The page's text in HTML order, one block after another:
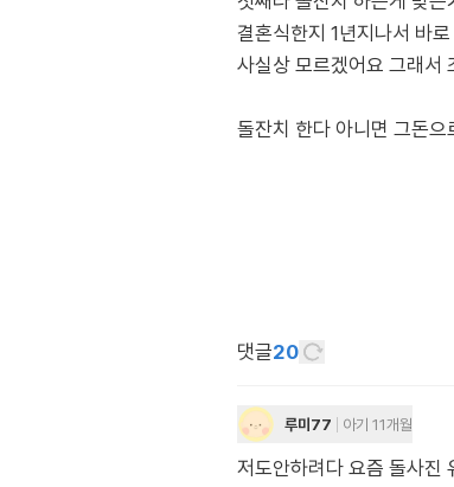
결혼식한지 1년지나서 바
사실상 모르겠어요 그래서
돌잔치 한다 아니면 그돈
댓글20
루미77 아기 11개월
저도안하려다 요즘 돌사진